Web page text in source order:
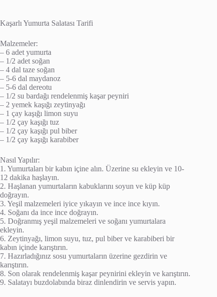
Kaşarlı Yumurta Salatası Tarifi
Malzemeler:
– 6 adet yumurta
– 1/2 adet soğan
– 4 dal taze soğan
– 5-6 dal maydanoz
– 5-6 dal dereotu
– 1/2 su bardağı rendelenmiş kaşar peyniri
– 2 yemek kaşığı zeytinyağı
– 1 çay kaşığı limon suyu
– 1/2 çay kaşığı tuz
– 1/2 çay kaşığı pul biber
– 1/2 çay kaşığı karabiber
Nasıl Yapılır:
1. Yumurtaları bir kabın içine alın. Üzerine su ekleyin ve 10-
12 dakika haşlayın.
2. Haşlanan yumurtaların kabuklarını soyun ve küp küp
doğrayın.
3. Yeşil malzemeleri iyice yıkayın ve ince ince kıyın.
4. Soğanı da ince ince doğrayın.
5. Doğranmış yeşil malzemeleri ve soğanı yumurtalara
ekleyin.
6. Zeytinyağı, limon suyu, tuz, pul biber ve karabiberi bir
kabın içinde karıştırın.
7. Hazırladığınız sosu yumurtaların üzerine gezdirin ve
karıştırın.
8. Son olarak rendelenmiş kaşar peynirini ekleyin ve karıştırın.
9. Salatayı buzdolabında biraz dinlendirin ve servis yapın.